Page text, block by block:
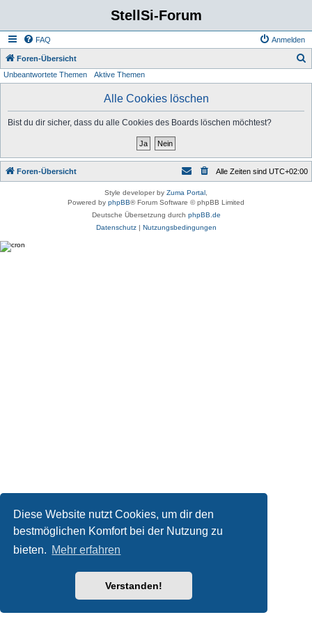
Diese Website nutzt Cookies, um dir den
bestmöglichen Komfort bei der Nutzung zu
bieten. Mehr erfahren
Verstanden!
StellSi-Forum
FAQ Anmelden
Foren-Übersicht
Unbeantwortete Themen Aktive Themen
Alle Cookies löschen
Bist du dir sicher, dass du alle Cookies des Boards löschen möchtest?
Foren-Übersicht Alle Zeiten sind UTC+02:00
Style developer by Zuma Portal
Powered by phpBB® Forum Software © phpBB Limited
Deutsche Übersetzung durch phpBB.de
Datenschutz| Nutzungsbedingungen